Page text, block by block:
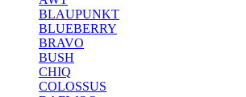
BLAUPUNKT
BLUEBERRY
BRAVO
BUSH
CHIQ
COLOSSUS